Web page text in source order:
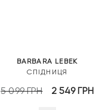
BARBARA LEBEK
СПІДНИЦЯ
5 099ГРН
Оригінальна
2 549ГРН